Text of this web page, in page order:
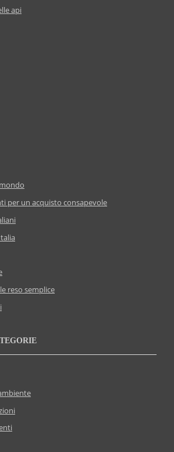
api
per un acquisto consapevole
reso semplice